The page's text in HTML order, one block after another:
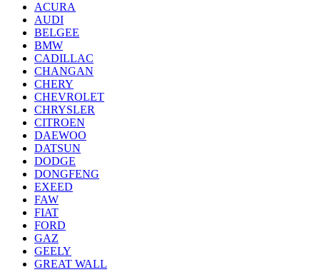
ACURA
AUDI
BELGEE
BMW
CADILLAC
CHANGAN
CHERY
CHEVROLET
CHRYSLER
CITROEN
DAEWOO
DATSUN
DODGE
DONGFENG
EXEED
FAW
FIAT
FORD
GAZ
GEELY
GREAT WALL